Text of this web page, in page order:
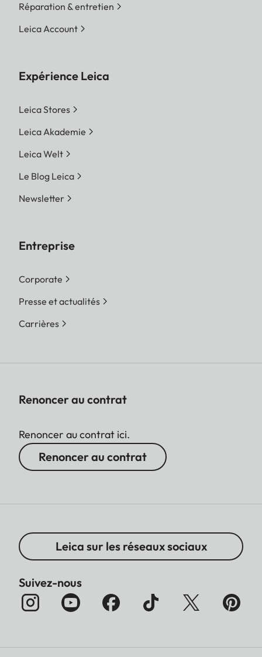
Réparation & entretien
Leica Account
Expérience Leica
Leica Stores
Leica Akademie
Leica Welt
Le Blog Leica
Newsletter
Entreprise
Corporate
Presse et actualités
Carrières
Renoncer au contrat
Renoncer au contrat ici.
Renoncer au contrat
Leica sur les réseaux sociaux
Suivez-nous